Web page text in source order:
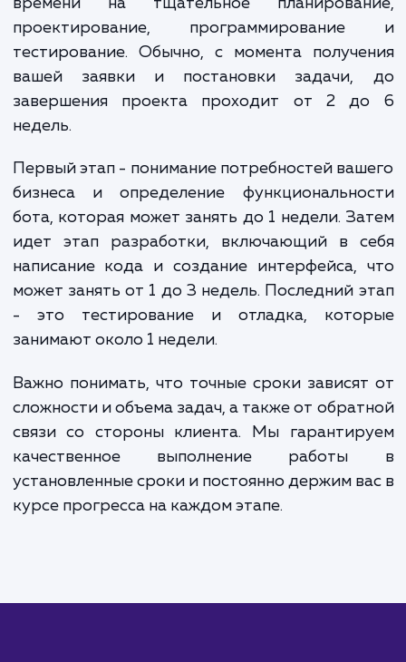
Крупный чат-бот : От 150 000 рублей и выше.
Включает сложные диалоги с обработкой
интеграцию с искусственным интеллектом и
передовыми технологиями.
Уточнение стоимости разработки чат-бота требует
детального обсуждения ваших требований и целей
Мы готовы обсудить ваши потребности и предложить
индивидуальную оценку стоимости, которая будет
Обратите внимание, что указанные цены являются
ориентировочными и могут изменяться в зависимости от
конкретных требований проекта и предложений
ЗАКАЗАТЬ УСЛУГИ
ждать?